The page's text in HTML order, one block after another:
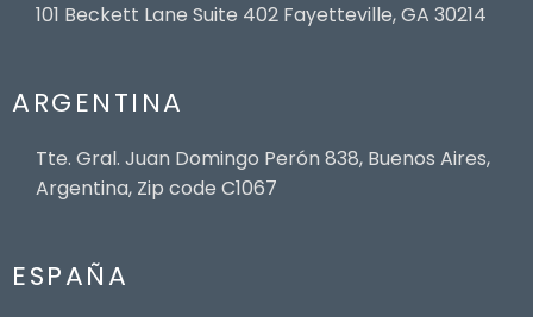
101 Beckett Lane Suite 402 Fayetteville, GA 30214
ARGENTINA
Tte. Gral. Juan Domingo Perón 838, Buenos Aires,
Argentina, Zip code C1067
ESPAÑA